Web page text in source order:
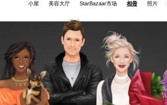
小屋 美容大厅 StarBazaar市场 相冊 照片